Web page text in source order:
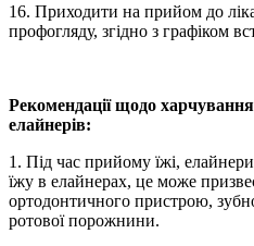
16. Приходити на прийом до
профогляду, згідно з графіком
Рекомендації щодо
елайнерів:
1. Під час прийому їжі,
їжу в елайнерах, це може
ортодонтичного пристрою,
ротової порожнини.